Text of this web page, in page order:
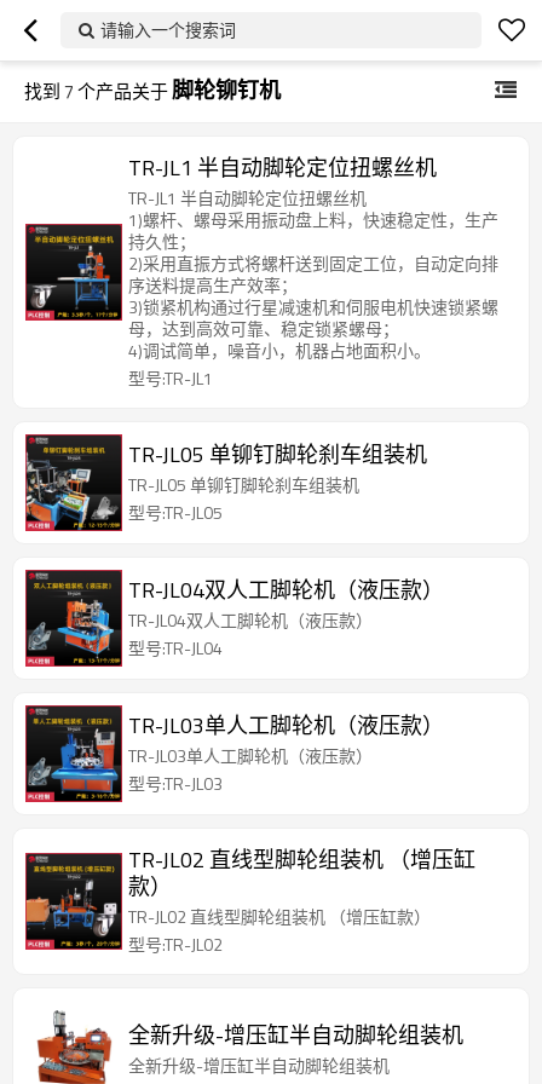
请输入一个搜索词
找到7个产品关于脚轮铆钉机
TR-JL1 半自动脚轮定位扭螺丝机
TR-JL1 半自动脚轮定位扭螺丝机
1)螺杆、螺母采用振动盘上料，快速稳定性，生产
持久性；
2)采用直振方式将螺杆送到固定工位，自动定向排
序送料提高生产效率；
3)锁紧机构通过行星减速机和伺服电机快速锁紧螺
母，达到高效可靠、稳定锁紧螺母；
4)调试简单，噪音小，机器占地面积小。
型号:TR-JL1
TR-JL05 单铆钉脚轮刹车组装机
TR-JL05 单铆钉脚轮刹车组装机
型号:TR-JL05
TR-JL04双人工脚轮机（液压款）
TR-JL04双人工脚轮机（液压款）
型号:TR-JL04
TR-JL03单人工脚轮机（液压款）
TR-JL03单人工脚轮机（液压款）
型号:TR-JL03
TR-JL02 直线型脚轮组装机 （增压缸
款）
TR-JL02 直线型脚轮组装机 （增压缸款）
型号:TR-JL02
全新升级-增压缸半自动脚轮组装机
全新升级-增压缸半自动脚轮组装机